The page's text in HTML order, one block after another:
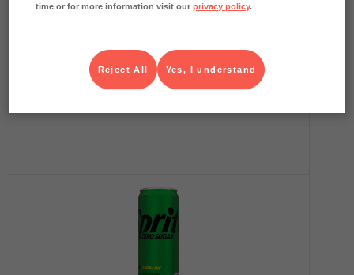
Art.nr.
125685
time or for more information visit ourprivacy policy.
Yes, I understand
Reject All